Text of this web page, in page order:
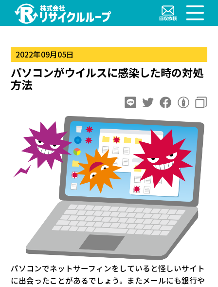
2022年09月05日
パソコンがウイルスに感染した時の対処
方法
パソコンでネットサーフィンをしていると怪しいサイト
に出会ったことがあるでしょう。またメールにも銀行や